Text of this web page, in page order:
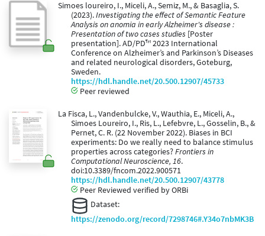
Simoes loureiro, I., Miceli, A., Semiz, M., & Basaglia, S.
(2023).Investigating the effect of Semantic Feature
Analysis on anomia in early Alzheimer's disease :
Presentation of two cases studies [Poster
presentation]. AD/PD™ 2023 International
Conference on Alzheimer’s and Parkinson’s Diseases
and related neurological disorders, Goteburg,
Sweden.
https://hdl.handle.net/20.500.12907/45733
Peer reviewed
La Fisca, L., Vandenbulcke, V., Wauthia, E., Miceli, A.,
Simoes Loureiro, I., Ris, L., Lefebvre, L., Gosselin, B., &
Pernet, C. R. (22 November 2022). Biases in BCI
experiments: Do we really need to balance stimulus
properties across categories?Frontiers in
Computational Neuroscience, 16.
doi:10.3389/fncom.2022.900571
https://hdl.handle.net/20.500.12907/43778
Peer Reviewed verified by ORBi
Dataset:
https://zenodo.org/record/7298746#.Y34o7nbMK3B